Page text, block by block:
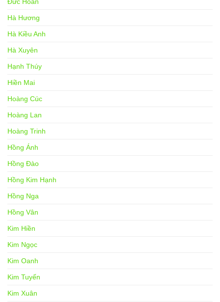
Hà Hương
Hà Kiều Anh
Hà Xuyên
Hạnh Thúy
Hiền Mai
Hoàng Cúc
Hoàng Lan
Hoàng Trinh
Hồng Ánh
Hồng Đào
Hồng Kim Hạnh
Hồng Nga
Hồng Vân
Kim Hiền
Kim Ngọc
Kim Oanh
Kim Tuyến
Kim Xuân